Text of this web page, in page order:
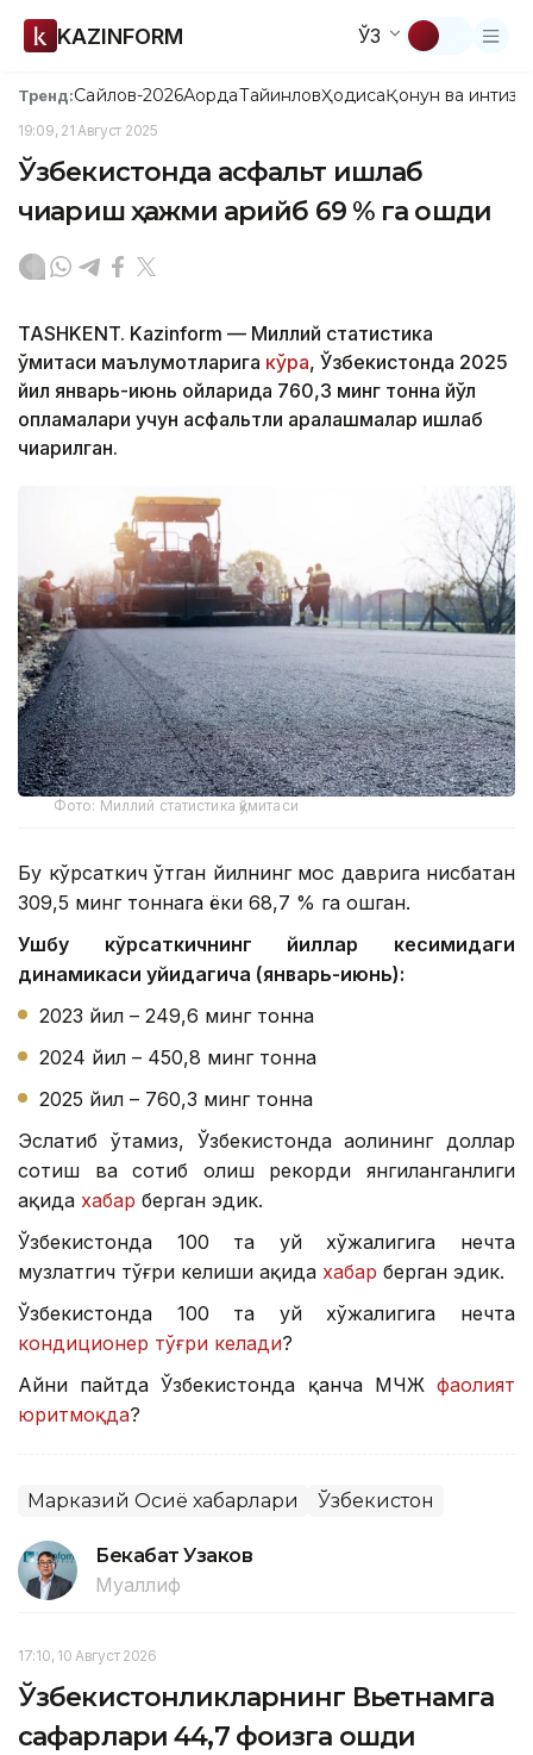
KAZINFORM ЎЗ
Тренд:Сайлов-2026АқордаТайинловҲодисаҚонун ва
19:09, 21 Август 2025
Ўзбекистонда асфальт ишлаб
чиқариш ҳажми қарийб 69 % га ошди
TASHKENT. Kazinform — Миллий статистика
қўмитаси маълумотларига кўра, Ўзбекистонда 2025
йил январь-июнь ойларида 760,3 минг тонна йўл
қопламалари учун асфальтли аралашмалар ишлаб
чиқарилган.
Фото: Миллий статистика қўмитаси
Бу кўрсаткич ўтган йилнинг мос даврига нисбатан
309,5 минг тоннага ёки 68,7 % га ошган.
Ушбу кўрсаткичнинг йиллар кесимидаги
динамикаси қуйидагича (январь-июнь):
2023 йил – 249,6 минг тонна
2024 йил – 450,8 минг тонна
2025 йил – 760,3 минг тонна
Эслатиб ўтамиз, Ўзбекистонда аҳолининг доллар
сотиш ва сотиб олиш рекорди янгиланганлиги
ҳақида хабар берган эдик.
Ўзбекистонда 100 та уй хўжалигига нечта
музлатгич тўғри келиши ҳақида хабар берган эдик.
Ўзбекистонда 100 та уй хўжалигига нечта
кондиционер тўғри келади?
Айни пайтда Ўзбекистонда қанча МЧЖ фаолият
юритмоқда?
Марказий Осиё хабарлари Ўзбекистон
Бекабат Узаков
Муаллиф
17:10, 10 Август 2026
Ўзбекистонликларнинг Вьетнамга
сафарлари 44,7 фоизга ошди